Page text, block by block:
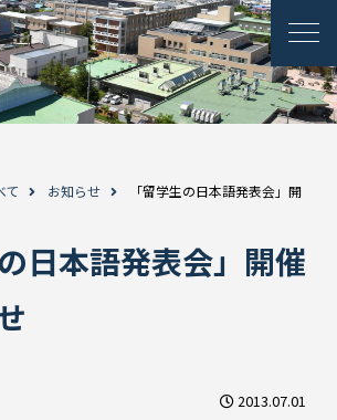
て お知らせ
「留学生の日本語発表会」開
日本語発表会」開催
2013.07.01